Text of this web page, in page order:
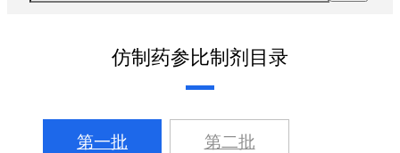
仿制药参比制剂目录
第一批 第二批